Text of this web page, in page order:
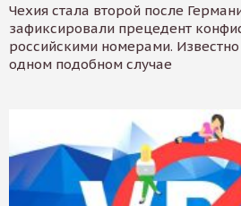
Чехия стала второй после
зафиксировали прецедент
российскими номерами.
одном подобном случае